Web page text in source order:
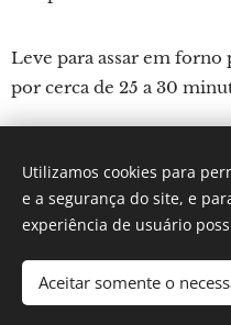
Leve para assar em forno
por cerca de 25 a 30
Por:
Instagram:
Português
Utilizamos cookies para
e a segurança do site, e
experiência de usuário
Aceitar somente o